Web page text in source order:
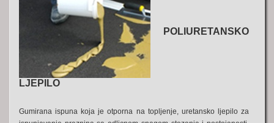
POLIURETANSKO
LJEPILO
Gumirana ispuna koja je otporna na topljenje, uretansko ljepilo za